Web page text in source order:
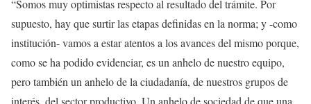
“Somos muy optimistas respecto al resultado del trámite. Por
supuesto, hay que surtir las etapas definidas en la norma; y -como
institución- vamos a estar atentos a los avances del mismo porque,
como se ha podido evidenciar, es un anhelo de nuestro equipo,
pero también un anhelo de la ciudadanía, de nuestros grupos de